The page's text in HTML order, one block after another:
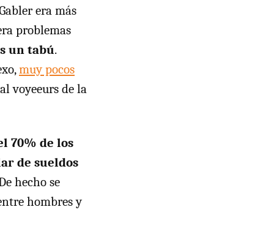
era más
problemas
un tabú.
muy pocos
voyeeurs de la
70% de los
de sueldos
hecho se
hombres y